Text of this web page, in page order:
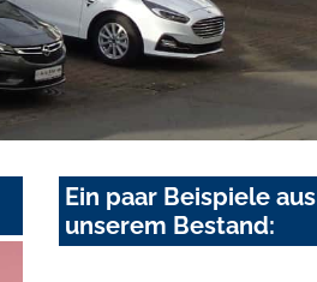
Ein paar Beispiele aus
unserem Bestand: